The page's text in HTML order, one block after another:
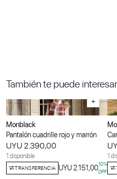
También te puede interesar
+
Monblack
Pantalón cuadrille rojo y marrón
UYU 2.390,00
1 disponible
TRANSFERENCIA UYU 2.151,0010%
OFF
1